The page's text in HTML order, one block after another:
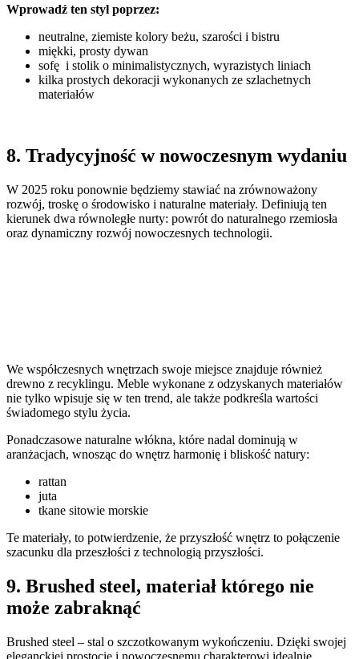
Wprowadź ten styl poprzez:
neutralne, ziemiste kolory beżu, szarości i bistru
miękki, prosty dywan
sofę i stolik o minimalistycznych, wyrazistych liniach
kilka prostych dekoracji wykonanych ze szlachetnych
materiałów
8. Tradycyjność w nowoczesnym wydaniu
W 2025 roku ponownie będziemy stawiać na zrównoważony
rozwój, troskę o środowisko i naturalne materiały. Definiują ten
kierunek dwa równoległe nurty: powrót do naturalnego rzemiosła
oraz dynamiczny rozwój nowoczesnych technologii.
We współczesnych wnętrzach swoje miejsce znajduje również
drewno z recyklingu. Meble wykonane z odzyskanych materiałów
nie tylko wpisuje się w ten trend, ale także podkreśla wartości
świadomego stylu życia.
Ponadczasowe naturalne włókna, które nadal dominują w
aranżacjach, wnosząc do wnętrz harmonię i bliskość natury:
rattan
juta
tkane sitowie morskie
Te materiały, to potwierdzenie, że przyszłość wnętrz to połączenie
szacunku dla przeszłości z technologią przyszłości.
9. Brushed steel, materiał którego nie
może zabraknąć
Brushed steel – stal o szczotkowanym wykończeniu. Dzięki swojej
eleganckiej prostocie i nowoczesnemu charakterowi idealnie